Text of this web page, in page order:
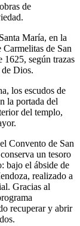
de
María, en la
de San
1625, según trazas
Dios.
los escudos de
la portada del
del templo,
Convento de San
un tesoro
bajo el ábside de
realizado a
Gracias al
recuperar y abrir